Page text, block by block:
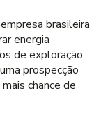
brasileira
energia
de exploração,
prospecção
chance de